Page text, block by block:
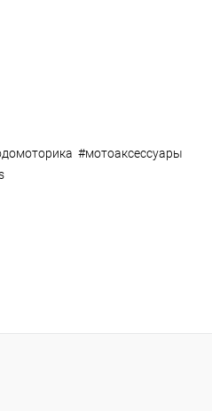
#мотоаксессуары